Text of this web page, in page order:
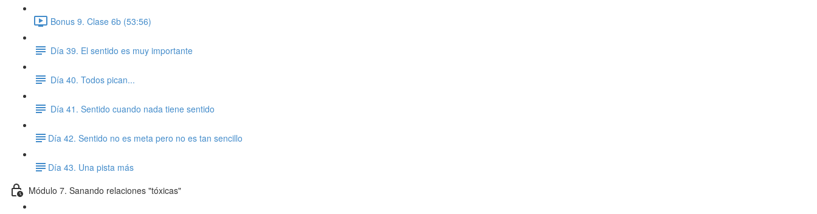
Bonus 9. Clase 6b (53:56)
Día 39. El sentido es muy importante
Día 40. Todos pican...
Día 41. Sentido cuando nada tiene sentido
​Día 42. Sentido no es meta pero no es tan sencillo
​Día 43. Una pista más
Módulo 7. Sanando relaciones "tóxicas"